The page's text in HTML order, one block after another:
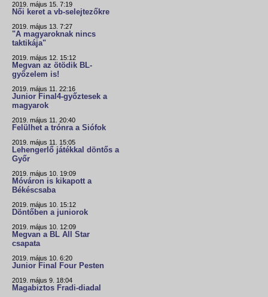
2019. május 15. 7:19
Női keret a vb-selejtezőkre
2019. május 13. 7:27
"A magyaroknak nincs
taktikája"
2019. május 12. 15:12
Megvan az ötödik BL-
győzelem is!
2019. május 11. 22:16
Junior Final4-győztesek a
magyarok
2019. május 11. 20:40
Felülhet a trónra a Siófok
2019. május 11. 15:05
Lehengerlő játékkal döntős a
Győr
2019. május 10. 19:09
Móváron is kikapott a
Békéscsaba
2019. május 10. 15:12
Döntőben a juniorok
2019. május 10. 12:09
Megvan a BL All Star
csapata
2019. május 10. 6:20
Junior Final Four Pesten
2019. május 9. 18:04
Magabiztos Fradi-diadal